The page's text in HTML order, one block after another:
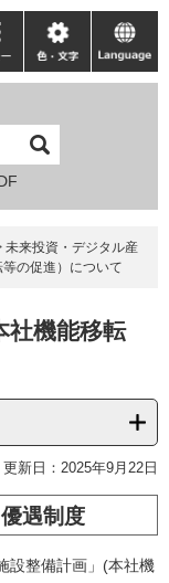
色・
文
language
未来投資・デジタル産
の促進）について
社機能移転
更新日：2025年9月22日
遇制度
設整備計画」(本社機